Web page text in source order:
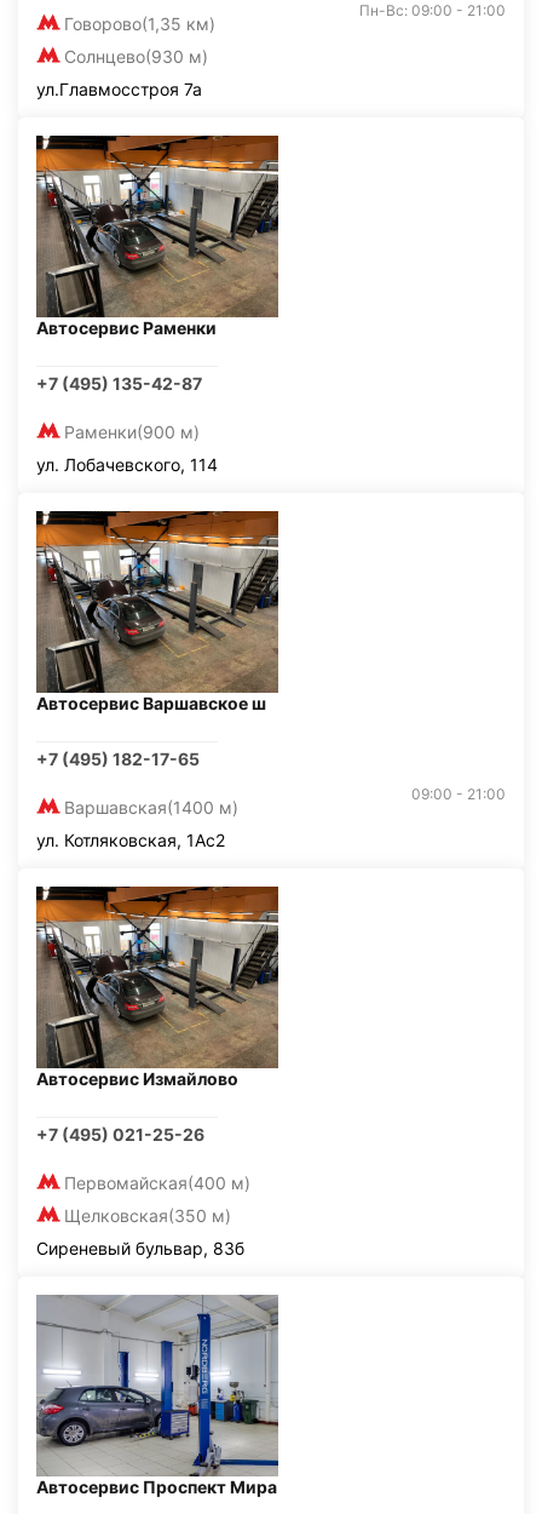
Говорово(1,35 км)
Солнцево(930 м)
Пн-Вс: 09:00 - 21:00
ул.Главмосстроя 7а
Автосервис Раменки
+7 (495) 135-42-87
Раменки(900 м)
ул. Лобачевского, 114
Автосервис Варшавское ш
+7 (495) 182-17-65
Варшавская(1400 м)
09:00 - 21:00
ул. Котляковская, 1Ас2
Автосервис Измайлово
+7 (495) 021-25-26
Первомайская(400 м)
Щелковская(350 м)
Сиреневый бульвар, 83б
Автосервис Проспект Мира